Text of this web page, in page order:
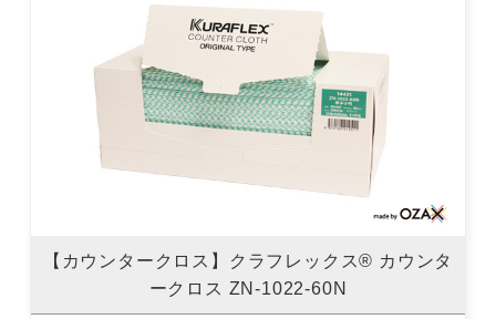
【カウンタークロス】クラフレックス® カウンタ
ークロス ZN-1022-60N